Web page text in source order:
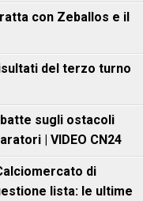
con Zeballos e il
del terzo turno
sugli ostacoli
| VIDEO CN24
di
lista: le ultime